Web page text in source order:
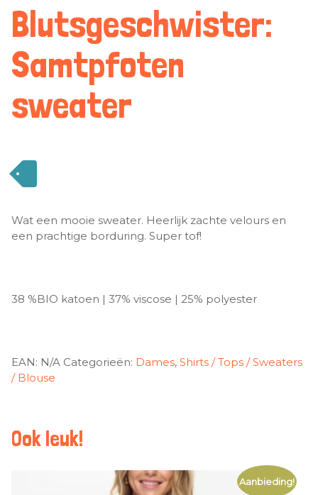
Blutsgeschwister:
Samtpfoten
sweater
Wat een mooie sweater. Heerlijk zachte velours en
een prachtige borduring. Super tof!
38 %BIO katoen | 37% viscose | 25% polyester
EAN: N/A Categorieën: Dames, Shirts / Tops / Sweaters
/ Blouse
Ook leuk!
Aanbieding!